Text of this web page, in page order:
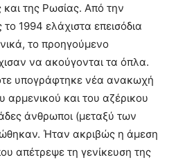
και της Ρωσίας. Από την
1994 ελάχιστα επεισόδια
το προηγούμενο
να ακούγονται τα όπλα.
υπογράφτηκε νέα ανακωχή
αρμενικού και του αζέρικου
άνθρωποι (μεταξύ των
Ήταν ακριβώς η άμεση
απέτρεψε τη γενίκευση της